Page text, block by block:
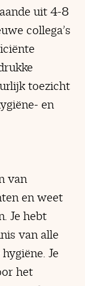
uit 4-8
collega’s
toezicht
en
van
en weet
Je hebt
van alle
Je
het